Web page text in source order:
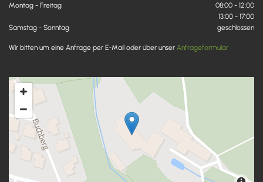
Montag - Freitag
08:00 - 12:00
13:00 - 17:00
Samstag - Sonntag
geschlossen
Wir bitten um eine Anfrage per E-Mail oder über unser Anfrageformular